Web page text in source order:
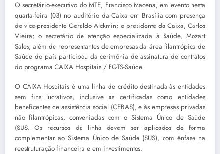
O secretário-executivo do MTE, Francisco Macena, em evento nesta
quarta-feira (03) no auditório da Caixa em Brasília com presença
do vice-presidente Geraldo Alckmin; o presidente da Caixa, Carlos
Vieira; o secretário de atenção especializada à Saúde, Mozart
Sales; além de representantes de empresas da área filantrópica de
Saúde do país participou da cerimônia de assinatura de contratos
do programa CAIXA Hospitais / FGTS-Saúde.
O CAIXA Hospitais é uma linha de crédito destinada às entidades
sem fins lucrativos, inclusive as certificadas como entidades
beneficentes de assistência social (CEBAS), e às empresas privadas
não filantrópicas, conveniadas com o Sistema Único de Saúde
(SUS. Os recursos da linha devem ser aplicados de forma
complementar ao Sistema Único de Saúde (SUS), com ênfase na
reestruturação financeira e em investimentos.